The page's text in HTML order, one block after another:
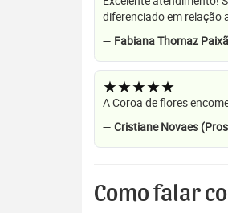
diferenciado em relação
— Fabiana Thomaz
★★★★★
A Coroa de flores
— Cristiane Novaes
Como falar